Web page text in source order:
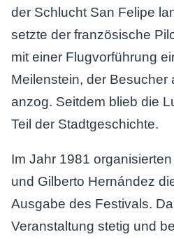
der Schlucht San Felipe
setzte der französische
mit einer Flugvorführung
Meilenstein, der Besucher
anzog. Seitdem blieb die
Teil der Stadtgeschichte.
Im Jahr 1981
und Gilberto Hernández
Ausgabe des Festivals.
Veranstaltung stetig und